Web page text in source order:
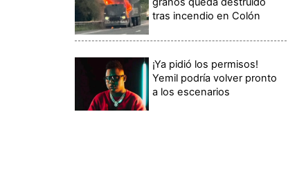
tras incendio en Colón
¡Ya pidió los permisos!
Yemil podría volver pronto
a los escenarios